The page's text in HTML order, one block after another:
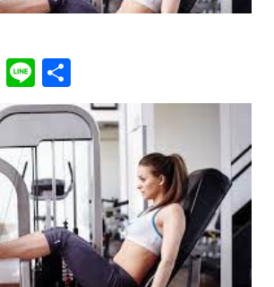
X Line
有